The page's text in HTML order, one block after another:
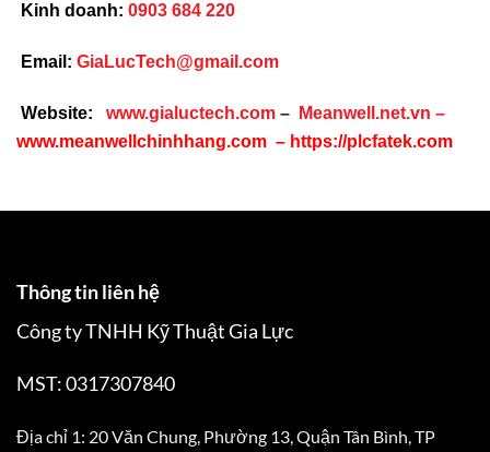
Kinh doanh: 0903 684 220
Email: GiaLucTech@gmail.com
Website: www.gialuctech.com – Meanwell.net.vn –
www.meanwellchinhhang.com – https://plcfatek.com
Thông tin liên hệ
Công ty TNHH Kỹ Thuật Gia Lực
MST: 0317307840
Địa chỉ 1: 20 Văn Chung, Phường 13, Quận Tân Bình, TP